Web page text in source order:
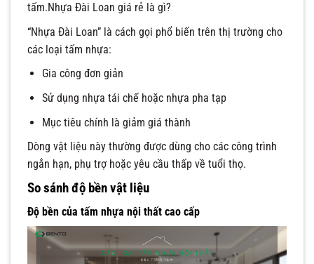
tấm.Nhựa Đài Loan giá rẻ là gì?
“Nhựa Đài Loan” là cách gọi phổ biến trên thị trường cho
các loại tấm nhựa:
Gia công đơn giản
Sử dụng nhựa tái chế hoặc nhựa pha tạp
Mục tiêu chính là giảm giá thành
Dòng vật liệu này thường được dùng cho các công trình
ngắn hạn, phụ trợ hoặc yêu cầu thấp về tuổi thọ.
So sánh độ bền vật liệu
Độ bền của tấm nhựa nội thất cao cấp